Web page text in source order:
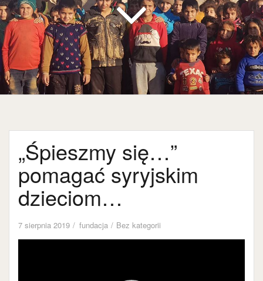
„Śpieszmy się…”
pomagać syryjskim
dzieciom…
7 sierpnia 2019 fundacja Bez kategorii